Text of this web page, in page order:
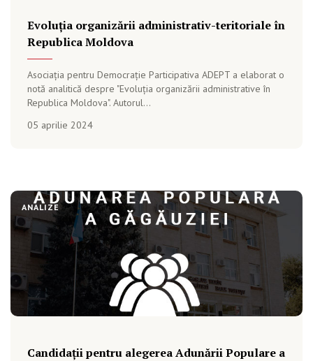
Evoluția organizării administrativ-teritoriale în
Republica Moldova
Asociația pentru Democrație Participativa ADEPT a elaborat o
notă analitică despre "Evoluția organizării administrative în
Republica Moldova". Autorul...
05 aprilie 2024
ANALIZE
Candidații pentru alegerea Adunării Populare a